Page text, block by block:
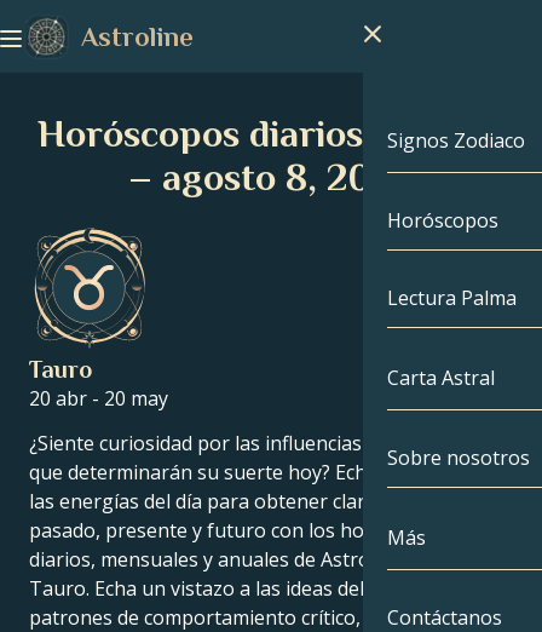
Astroline
Signos Zodiaco
Signos
Capricornio
Piscis
Aries
Tauro
Horóscopos
Lectura Palma
Carta Astral
Carta Astral
Famosos
Sobre nosotros
Más
Contáctanos
Horóscopos diarios – Tauro
– agosto 8, 2026
Tauro
20 abr - 20 may
¿Siente curiosidad por las influencias astrológicas
que determinarán su suerte hoy? Echa un vistazo a
las energías del día para obtener claridad en tu
pasado, presente y futuro con los horóscopos
diarios, mensuales y anuales de Astroline para
Tauro. Echa un vistazo a las ideas del zodiaco, los
patrones de comportamiento crítico, y la orientación